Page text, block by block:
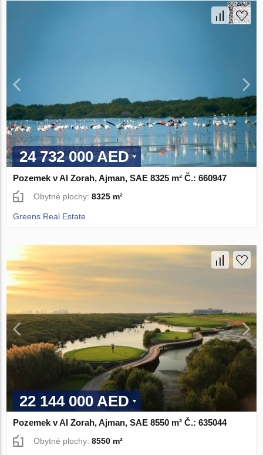
24 732 000 AED
Pozemek v Al Zorah, Ajman, SAE 8325 m² Č.: 660947
Obytné plochy:8325 m²
Greens Real Estate
22 144 000 AED
Pozemek v Al Zorah, Ajman, SAE 8550 m² Č.: 635044
Obytné plochy:8550 m²